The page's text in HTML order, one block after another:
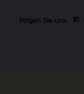
Folgen Sie uns: